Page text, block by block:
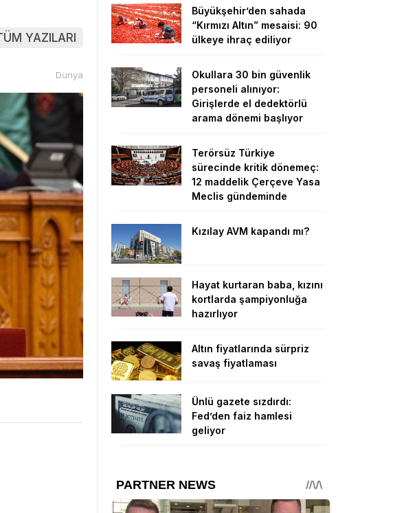
YAZILARI
Dünya
Büyükşehir’den sahada
“Kırmızı Altın” mesaisi: 90
ülkeye ihraç ediliyor
Okullara 30 bin güvenlik
personeli alınıyor:
Girişlerde el dedektörlü
arama dönemi başlıyor
Terörsüz Türkiye
sürecinde kritik dönemeç:
12 maddelik Çerçeve Yasa
Meclis gündeminde
Kızılay AVM kapandı mı?
Hayat kurtaran baba, kızını
kortlarda şampiyonluğa
hazırlıyor
Altın fiyatlarında sürpriz
savaş fiyatlaması
Ünlü gazete sızdırdı:
Fed’den faiz hamlesi
geliyor